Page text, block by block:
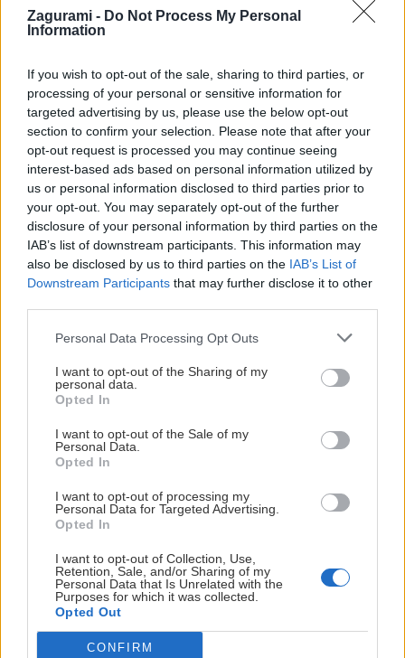
Zagurami - Do Not Process My Personal
Information
If you wish to opt-out of the sale, sharing to third parties, or
processing of your personal or sensitive information for
targeted advertising by us, please use the below opt-out
section to confirm your selection. Please note that after your
opt-out request is processed you may continue seeing
interest-based ads based on personal information utilized by
us or personal information disclosed to third parties prior to
your opt-out. You may separately opt-out of the further
disclosure of your personal information by third parties on the
IAB’s list of downstream participants. This information may
also be disclosed by us to third parties on the IAB’s List of
Downstream Participants that may further disclose it to other
Personal Data Processing Opt Outs
I want to opt-out of the Sharing of my
personal data.
Opted In
I want to opt-out of the Sale of my
Personal Data.
Opted In
I want to opt-out of processing my
Personal Data for Targeted Advertising.
Opted In
I want to opt-out of Collection, Use,
Retention, Sale, and/or Sharing of my
Personal Data that Is Unrelated with the
Purposes for which it was collected.
Opted Out
CONFIRM
Post
Tags:
#GPX/GPS #Malé Karpaty #Slovenské skalky #Slovensko
Podobné články
Slovenské skalky: Havranica